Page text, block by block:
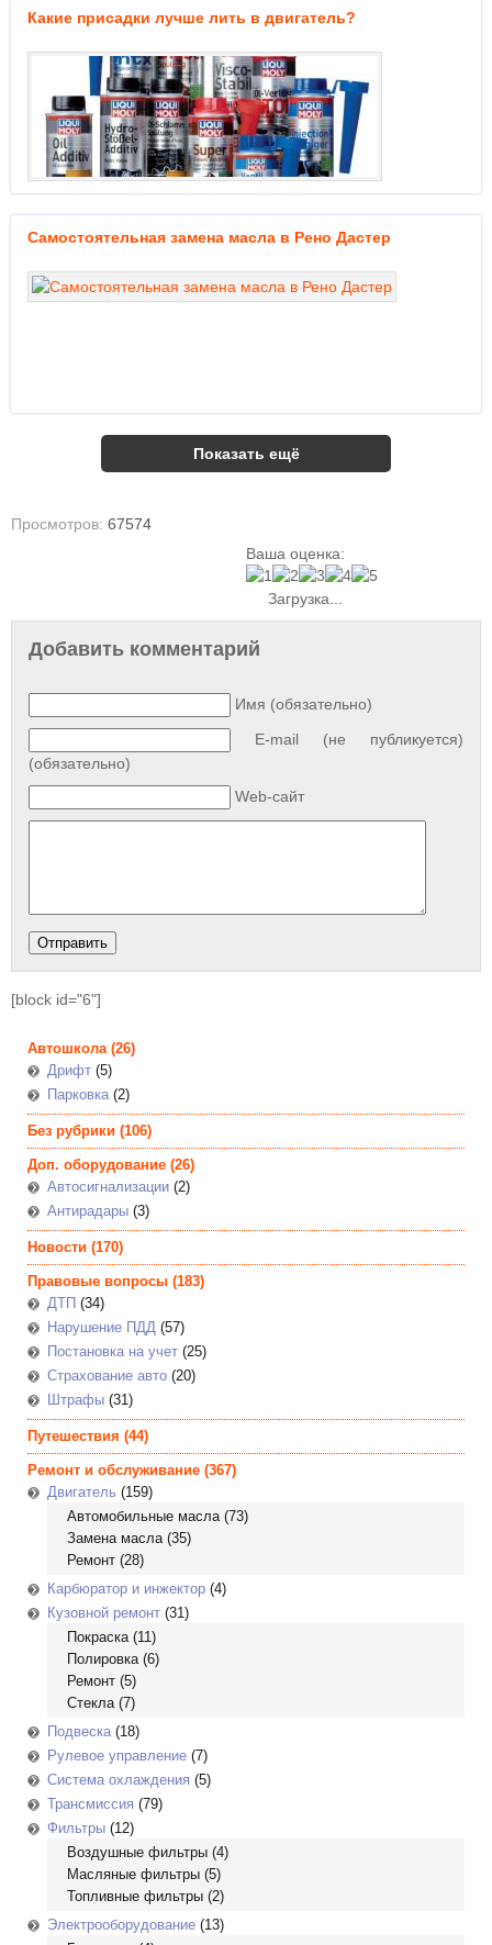
Какие присадки лучше лить в двигатель?
Самостоятельная замена масла в Рено Дастер
Показать ещё
Просмотров: 67574
Ваша оценка:
Загрузка...
Добавить комментарий
Имя (обязательно)
E-mail (не публикуется)
(обязательно)
Web-сайт
[block id="6"]
Автошкола(26)
Дрифт (5)
Парковка(2)
Без рубрики (106)
Доп. оборудование (26)
Автосигнализации (2)
Антирадары (3)
Новости (170)
Правовые вопросы (183)
ДТП (34)
Нарушение ПДД (57)
Постановка на учет (25)
Страхование авто (20)
Штрафы (31)
Путешествия (44)
Ремонт и обслуживание (367)
Двигатель (159)
Автомобильные масла(73)
Замена масла(35)
Ремонт (28)
Карбюратор и инжектор (4)
Кузовной ремонт (31)
Покраска(11)
Полировка(6)
Ремонт (5)
Стекла(7)
Подвеска(18)
Рулевое управление (7)
Система охлаждения (5)
Трансмиссия (79)
Фильтры (12)
Воздушные фильтры (4)
Масляные фильтры (5)
Топливные фильтры (2)
Электрооборудование (13)